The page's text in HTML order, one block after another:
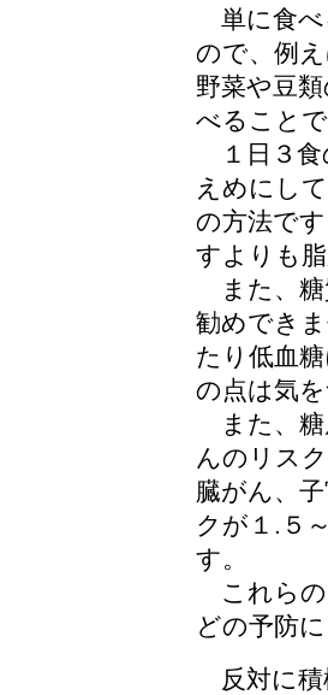
単に食べ
ので、例
野菜や豆
べること
１日３食
えめにし
の方法で
すよりも
また、糖
勧めでき
たり低血
の点は気
また、糖
んのリス
臓がん、
クが１.５
す。
これらの
どの予防
反対に積